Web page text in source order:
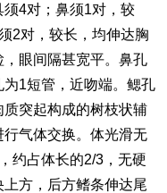
4对；鼻须1对，较
2对，较长，均伸达胸
眼间隔甚宽平。鼻孔
1短管，近吻端。鳃孔
突起构成的树枝状辅
气体交换。体光滑无
约占体长的2/3，无硬
方，后方鳍条伸达尾